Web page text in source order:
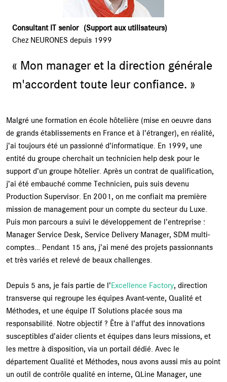
Consultant IT senior
(Support aux utilisateurs)
Chez NEURONES depuis 1999
« Mon manager et la direction générale
m'accordent toute leur confiance. »
Malgré une formation en école hôtelière (mise en oeuvre dans
de grands établissements en France et à l’étranger), en réalité,
j’ai toujours été un passionné d’informatique. En 1999, une
entité du groupe cherchait un technicien help desk pour le
support d’un groupe hôtelier. Après un contrat de qualification,
j’ai été embauché comme Technicien, puis suis devenu
Production Supervisor. En 2001, on me confiait ma première
mission de management pour un compte du secteur du Luxe.
Puis mon parcours a suivi le développement de l’entreprise :
Manager Service Desk, Service Delivery Manager, SDM multi-
comptes… Pendant 15 ans, j’ai mené des projets passionnants
et très variés et relevé de beaux challenges.
Depuis 5 ans, je fais partie de l’Excellence Factory, direction
transverse qui regroupe les équipes Avant-vente, Qualité et
Méthodes, et une équipe IT Solutions placée sous ma
responsabilité. Notre objectif ? Être à l’affut des innovations
susceptibles d’aider clients et équipes dans leurs missions, et
les mettre à disposition, via un portail dédié. Avec le
département Qualité et Méthodes, nous avons aussi mis au point
un outil de contrôle qualité en interne, QLine Manager, une